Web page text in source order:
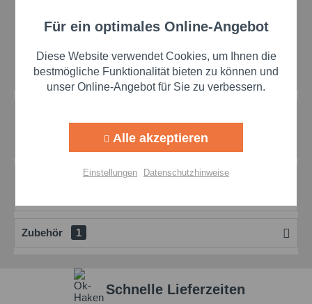
Preis anfragen
EAN:
4038127301201
Herstellernr.:
1123590450
OKS 390 Schneidöl für präzise Zerspanungsarbeiten Das
OKS 390 Schneidöl ist ein nicht...mehr
Bewertungen
0
Zubehör 1
Schnelle Lieferzeiten
Funktionale Aktiv
Marketing Aktiv
Personalisierung Aktiv
Für ein optimales Online-Angebot
Diese Website verwendet Cookies, um Ihnen die
bestmögliche Funktionalität bieten zu können und
unser Online-Angebot für Sie zu verbessern.
Alle akzeptieren
Einstellungen Datenschutzhinweise